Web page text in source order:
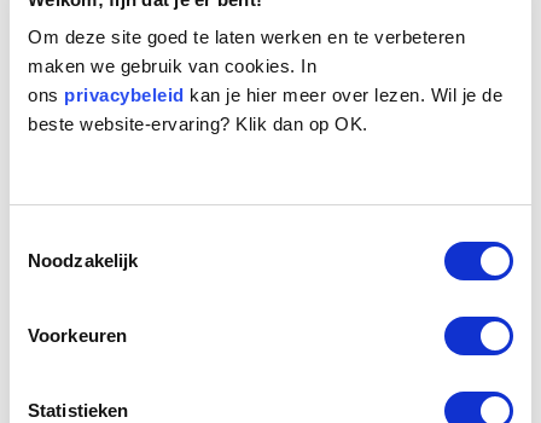
Om deze site goed te laten werken en te verbeteren
maken we gebruik van cookies. In
ons privacybeleid kan je hier meer over lezen. Wil je de
beste website-ervaring? Klik dan op OK.
Noodzakelijk
Voorkeuren
Statistieken
Naam: Taebo
Ras/type:
Reden opvang: